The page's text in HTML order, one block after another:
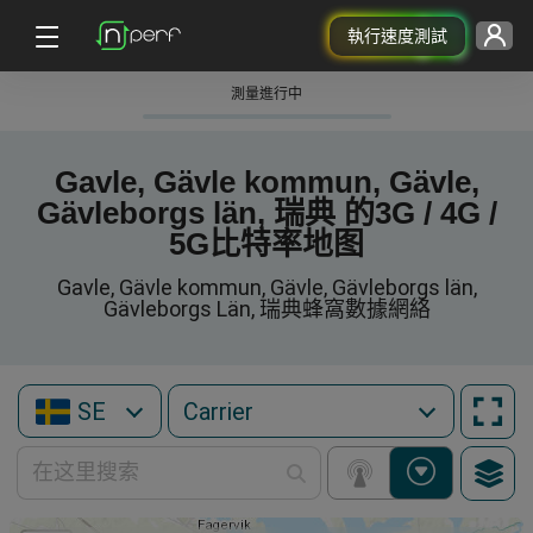
執行速度測試
測量進行中
Gavle, Gävle kommun, Gävle,
Gävleborgs län, 瑞典 的3G / 4G /
5G比特率地图
Gavle, Gävle kommun, Gävle, Gävleborgs län,
Gävleborgs Län, 瑞典蜂窩數據網絡
SE